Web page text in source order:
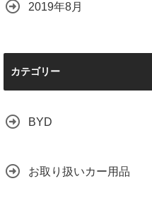
2019年8月
カテゴリー
BYD
お取り扱いカー用品